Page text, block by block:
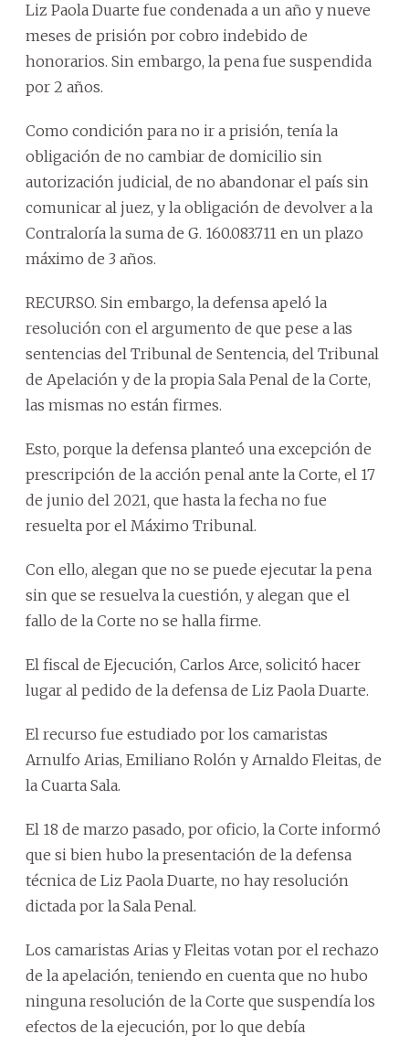
Liz Paola Duarte fue condenada a un año y nueve
meses de prisión por cobro indebido de
honorarios. Sin embargo, la pena fue suspendida
por 2 años.
Como condición para no ir a prisión, tenía la
obligación de no cambiar de domicilio sin
autorización judicial, de no abandonar el país sin
comunicar al juez, y la obligación de devolver a la
Contraloría la suma de G. 160.083.711 en un plazo
máximo de 3 años.
RECURSO. Sin embargo, la defensa apeló la
resolución con el argumento de que pese a las
sentencias del Tribunal de Sentencia, del Tribunal
de Apelación y de la propia Sala Penal de la Corte,
las mismas no están firmes.
Esto, porque la defensa planteó una excepción de
prescripción de la acción penal ante la Corte, el 17
de junio del 2021, que hasta la fecha no fue
resuelta por el Máximo Tribunal.
Con ello, alegan que no se puede ejecutar la pena
sin que se resuelva la cuestión, y alegan que el
fallo de la Corte no se halla firme.
El fiscal de Ejecución, Carlos Arce, solicitó hacer
lugar al pedido de la defensa de Liz Paola Duarte.
El recurso fue estudiado por los camaristas
Arnulfo Arias, Emiliano Rolón y Arnaldo Fleitas, de
la Cuarta Sala.
El 18 de marzo pasado, por oficio, la Corte informó
que si bien hubo la presentación de la defensa
técnica de Liz Paola Duarte, no hay resolución
dictada por la Sala Penal.
Los camaristas Arias y Fleitas votan por el rechazo
de la apelación, teniendo en cuenta que no hubo
ninguna resolución de la Corte que suspendía los
efectos de la ejecución, por lo que debía